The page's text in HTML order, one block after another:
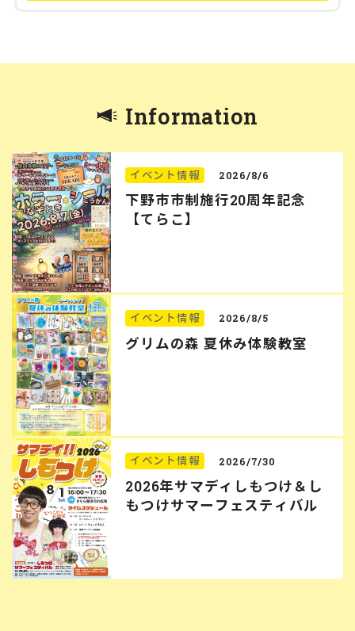
Information
イベント情報 2026/8/6
下野市市制施行20周年記念
【てらこ】
イベント情報 2026/8/5
グリムの森 夏休み体験教室
イベント情報 2026/7/30
2026年サマディしもつけ＆し
もつけサマーフェスティバル